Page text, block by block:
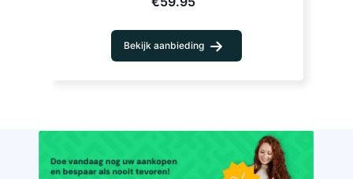
Bekijk aanbieding